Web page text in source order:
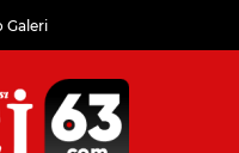
Galeri